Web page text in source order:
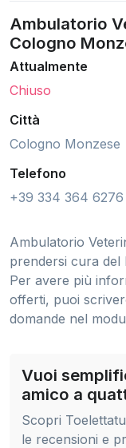
Ambulatorio
Cologno
Attualmente
Chiuso
Città
Cologno Monzese
Telefono
+39 334 364 6276
Ambulatorio
prendersi cura del
Per avere più
offerti, puoi
domande nel
Vuoi
amico a
Scopri
le recensioni e